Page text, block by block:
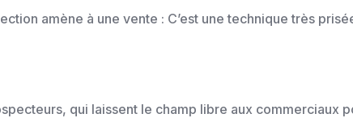
amène à une vente : C’est une technique très
qui laissent le champ libre aux commerciaux